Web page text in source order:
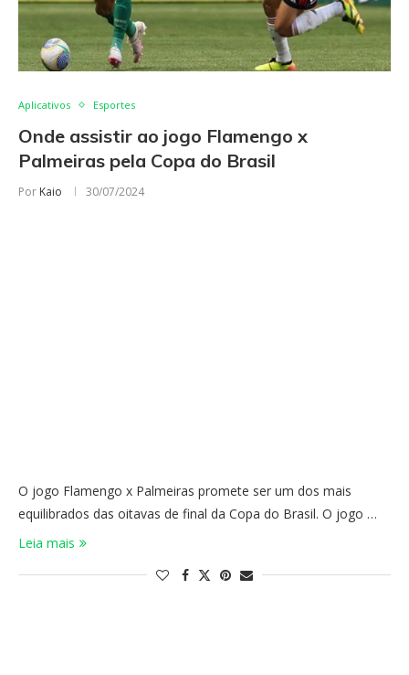
Aplicativos Esportes
Onde assistir ao jogo Flamengo x
Palmeiras pela Copa do Brasil
Por Kaio 30/07/2024
​O jogo Flamengo ​x Palmeiras ​promete ser um dos mais
equilibrados das oitavas de final da Copa do Brasil. O jogo …
Leia mais